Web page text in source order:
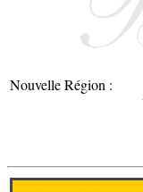
Nouvelle Région :